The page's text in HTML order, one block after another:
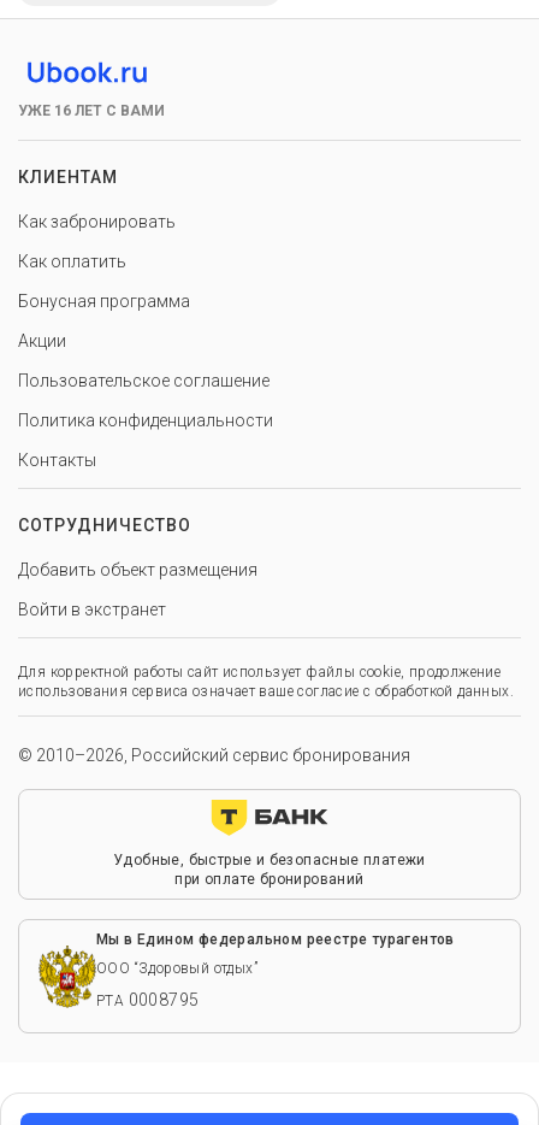
УЖЕ 16 ЛЕТ С ВАМИ
КЛИЕНТАМ
Как забронировать
Как оплатить
Бонусная программа
Акции
Пользовательское соглашение
Политика конфиденциальности
Контакты
СОТРУДНИЧЕСТВО
Добавить объект размещения
Войти в экстранет
Для корректной работы сайт использует файлы cookie, продолжение
использования сервиса означает ваше согласие с обработкой данных.
© 2010–2026, Российский сервис бронирования
Удобные, быстрые и безопасные платежи
при оплате бронирований
Мы в Едином федеральном реестре турагентов
ООО “Здоровый отдых”
РТА 0008795